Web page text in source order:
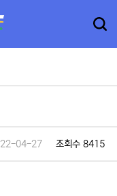
22-04-27 조회수 8415